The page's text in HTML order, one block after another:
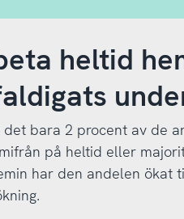
heltid
bara 2 procent av de
på heltid eller
har den andelen ökat